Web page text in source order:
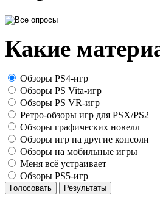
Какие
Обзоры PS4-игр
Обзоры PS Vita-игр
Обзоры PS VR-игр
Ретро-обзоры игр для PSX/PS2
Обзоры графических новелл
Обзоры игр на другие консоли
Обзоры на мобильные игры
Меня всё устраивает
Обзоры PS5-игр
Голосовать Результаты